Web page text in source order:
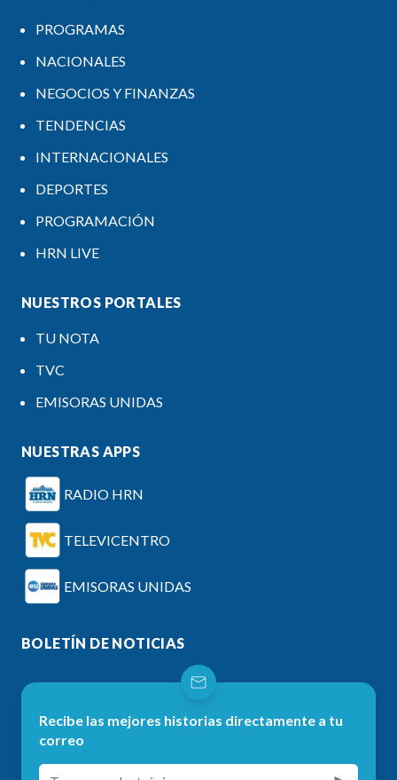
PROGRAMAS
NACIONALES
NEGOCIOS Y FINANZAS
TENDENCIAS
INTERNACIONALES
DEPORTES
PROGRAMACIÓN
HRN LIVE
NUESTROS PORTALES
TU NOTA
TVC
EMISORAS UNIDAS
NUESTRAS APPS
RADIO HRN
TELEVICENTRO
EMISORAS UNIDAS
BOLETÍN DE NOTICIAS
Recibe las mejores historias directamente a tu
correo